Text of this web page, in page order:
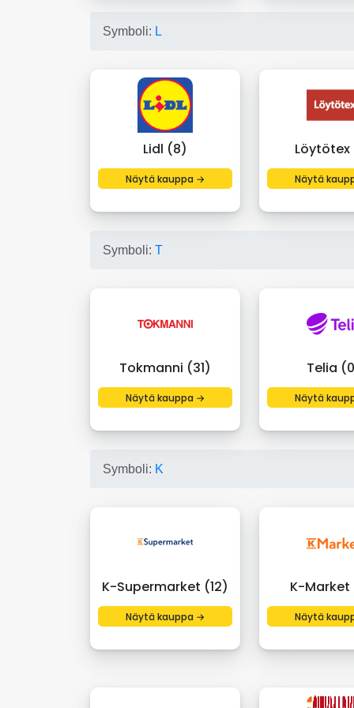
Symboli: L
Lidl (8)
Näytä kauppa → Näytä
Symboli: T
Tokmanni (31)
Näytä kauppa →
Telia
Näytä
Symboli: K
K-Supermarket (12)
Näytä kauppa →
K-Market
Näytä